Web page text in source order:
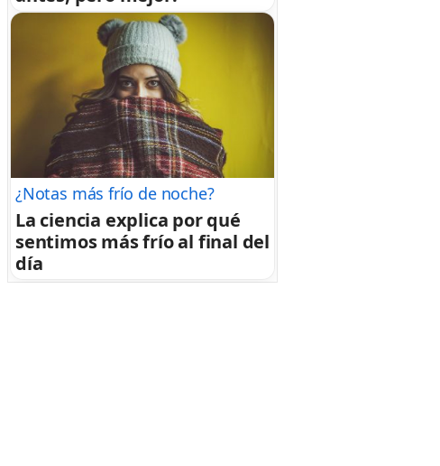
¿Notas más frío de noche?
La ciencia explica por qué
sentimos más frío al final del
día